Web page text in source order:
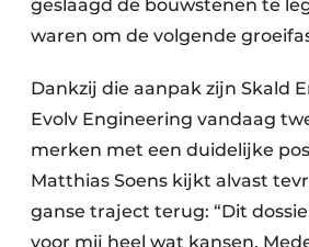
geslaagd de bouwstenen te
waren om de volgende
Dankzij die aanpak zijn Skald
Evolv Engineering vandaag
merken met een duidelijke
Matthias Soens kijkt alvast
ganse traject terug: “Dit
voor mij heel wat kansen.